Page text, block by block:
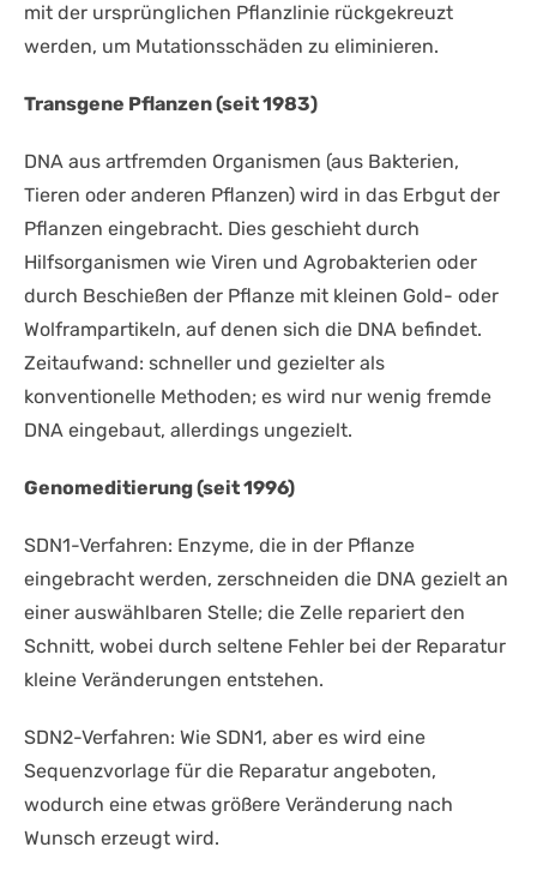
mit der ursprünglichen Pflanzlinie rückgekreuzt
werden, um Mutationsschäden zu eliminieren.
Transgene Pflanzen (seit 1983)
DNA aus artfremden Organismen (aus Bakterien,
Tieren oder anderen Pflanzen) wird in das Erbgut der
Pflanzen eingebracht. Dies geschieht durch
Hilfsorganismen wie Viren und Agrobakterien oder
durch Beschießen der Pflanze mit kleinen Gold- oder
Wolframpartikeln, auf denen sich die DNA befindet.
Zeitaufwand: schneller und gezielter als
konventionelle Methoden; es wird nur wenig fremde
DNA eingebaut, allerdings ungezielt.
Genomeditierung (seit 1996)
SDN1-Verfahren: Enzyme, die in der Pflanze
eingebracht werden, zerschneiden die DNA gezielt an
einer auswählbaren Stelle; die Zelle repariert den
Schnitt, wobei durch seltene Fehler bei der Reparatur
kleine Veränderungen entstehen.
SDN2-Verfahren: Wie SDN1, aber es wird eine
Sequenzvorlage für die Reparatur angeboten,
wodurch eine etwas größere Veränderung nach
Wunsch erzeugt wird.